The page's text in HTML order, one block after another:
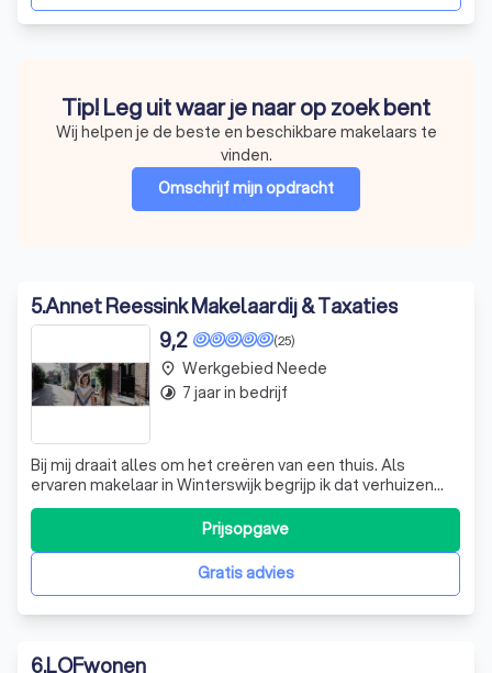
Tip! Leg uit waar je naar op zoek bent
Wij helpen je de beste en beschikbare makelaars te
vinden.
Omschrijf mijn opdracht
5.Annet Reessink Makelaardij & Taxaties
(25)
9,2
Bij mij draait alles om het creëren van een thuis. Als
ervaren makelaar in Winterswijk begrijp ik dat verhuizen
een grote stap is, vol emoties en praktische uitdagingen.
Daarom ben ik er om je te begeleiden in dit proces, zodat
jij je kunt concentreren op wat echt belangrijk voor je is. Of
je nu je
Gratis advies
Prijsopgave
place Werkgebied Neede
timelapse 7 jaar in bedrijf
6.LOFwonen